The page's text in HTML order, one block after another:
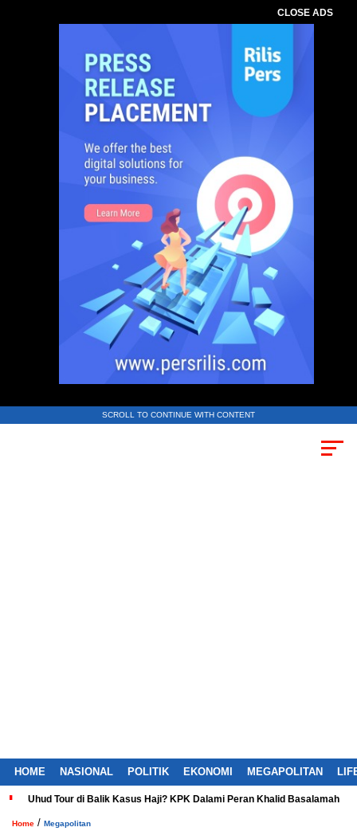
CLOSE ADS
SCROLL TO CONTINUE WITH CONTENT
HOME NASIONAL POLITIK EKONOMI MEGAPOLITAN
Uhud Tour di Balik Kasus Haji? KPK Dalami Peran Khalid Basalamah
Home / Megapolitan